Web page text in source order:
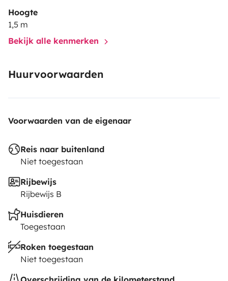
Hoogte
1,5 m
Bekijk alle kenmerken
Huurvoorwaarden
Voorwaarden van de eigenaar
Reis naar buitenland
Niet toegestaan
Rijbewijs
Rijbewijs B
Huisdieren
Toegestaan
Roken toegestaan
Niet toegestaan